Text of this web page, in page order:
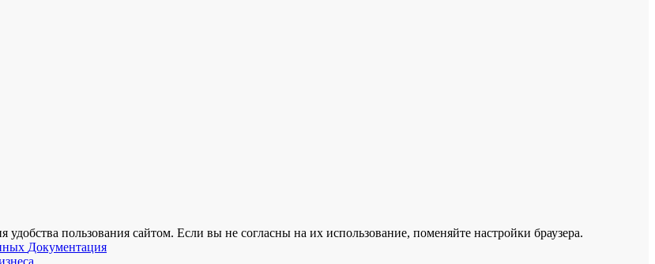
пользования сайтом. Если вы не согласны на их использование, поменяйте настройки браузера.
Документация